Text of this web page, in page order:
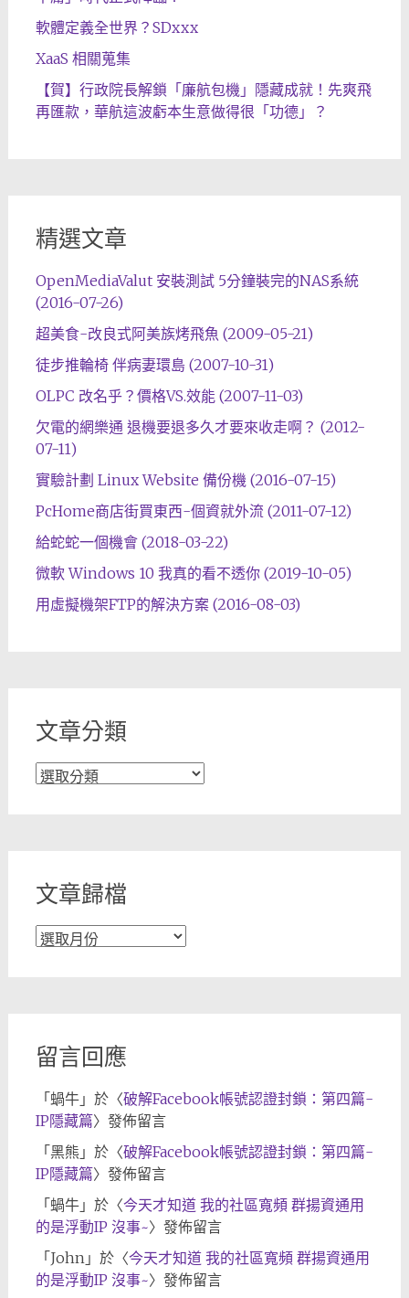
軟體定義全世界？SDxxx
XaaS 相關蒐集
【賀】行政院長解鎖「廉航包機」隱藏成就！先爽飛
再匯款，華航這波虧本生意做得很「功德」？
精選文章
OpenMediaValut 安裝測試 5分鐘裝完的NAS系統
(2016-07-26)
超美食-改良式阿美族烤飛魚 (2009-05-21)
徒步推輪椅 伴病妻環島 (2007-10-31)
OLPC 改名乎？價格VS.效能 (2007-11-03)
欠電的網樂通 退機要退多久才要來收走啊？ (2012-
07-11)
實驗計劃 Linux Website 備份機 (2016-07-15)
PcHome商店街買東西-個資就外流 (2011-07-12)
給蛇蛇一個機會 (2018-03-22)
微軟 Windows 10 我真的看不透你 (2019-10-05)
用虛擬機架FTP的解決方案 (2016-08-03)
文章分類
文
文章歸檔
文
留言回應
「 蝸牛」於〈破解Facebook帳號認證封鎖：第四篇-
IP隱藏篇〉發佈留言
「 黑熊 」於〈破解Facebook帳號認證封鎖：第四篇-
IP隱藏篇〉發佈留言
「 蝸牛」於〈今天才知道 我的社區寬頻 群揚資通用
的是浮動IP 沒事~〉發佈留言
「 John」於〈今天才知道 我的社區寬頻 群揚資通用
的是浮動IP 沒事~〉發佈留言